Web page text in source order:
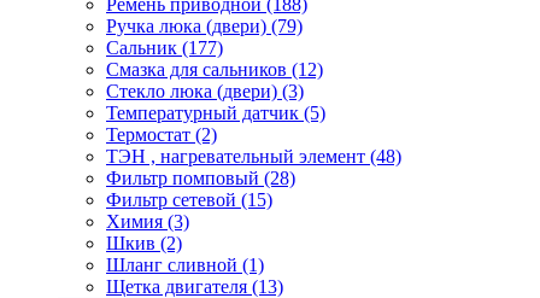
Ремень приводной (188)
Ручка люка (двери) (79)
Сальник (177)
Смазка для сальников (12)
Стекло люка (двери) (3)
Температурный датчик (5)
Термостат (2)
ТЭН , нагревательный элемент (48)
Фильтр помповый (28)
Фильтр сетевой (15)
Химия (3)
Шкив (2)
Шланг сливной (1)
Щетка двигателя (13)